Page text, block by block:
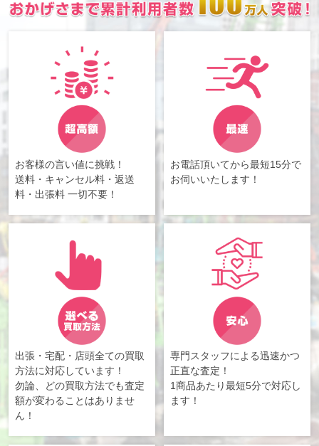
お客様の言い値に挑戦！
送料・キャンセル料・返送
料・出張料 一切不要！
お電話頂いてから最短15分で
お伺いいたします！
出張・宅配・店頭全ての買取
方法に対応しています！
勿論、どの買取方法でも査定
額が変わることはありませ
ん！
専門スタッフによる迅速かつ
正直な査定！
1商品あたり最短5分で対応し
ます！